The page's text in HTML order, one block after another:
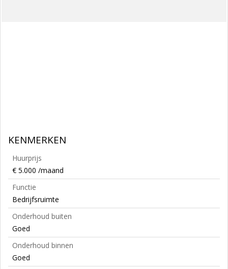
KENMERKEN
Huurprijs
€ 5.000 /maand
Functie
Bedrijfsruimte
Onderhoud buiten
Goed
Onderhoud binnen
Goed